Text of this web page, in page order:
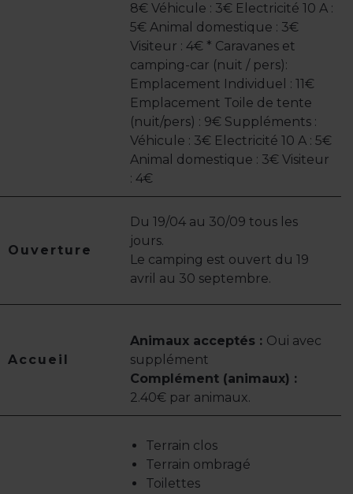
8€ Véhicule : 3€ Electricité 10 A :
5€ Animal domestique : 3€
Visiteur : 4€ * Caravanes et
camping-car (nuit / pers):
Emplacement Individuel : 11€
Emplacement Toile de tente
(nuit/pers) : 9€ Suppléments :
Véhicule : 3€ Electricité 10 A : 5€
Animal domestique : 3€ Visiteur
: 4€
Ouverture
Du 19/04 au 30/09 tous les
jours.
Le camping est ouvert du 19
avril au 30 septembre.
Accueil
Animaux acceptés : Oui avec
supplément
Complément (animaux) :
2.40€ par animaux.
Terrain clos
Terrain ombragé
Toilettes